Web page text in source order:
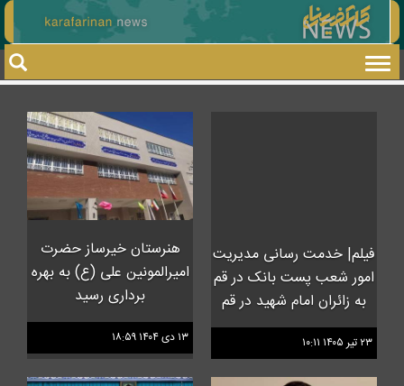
Toggle
navigation
فیلم| خدمت رسانی مدیریت
امور شعب پست بانک در قم
به زائران امام شهید در قم
۲۳ تير ۱۴۰۵ ۱۰:۱۱
هنرستان خیرساز حضرت
امیرالمونین علی (ع) به بهره
برداری رسید
۱۳ دی ۱۴۰۴ ۱۸:۵۹